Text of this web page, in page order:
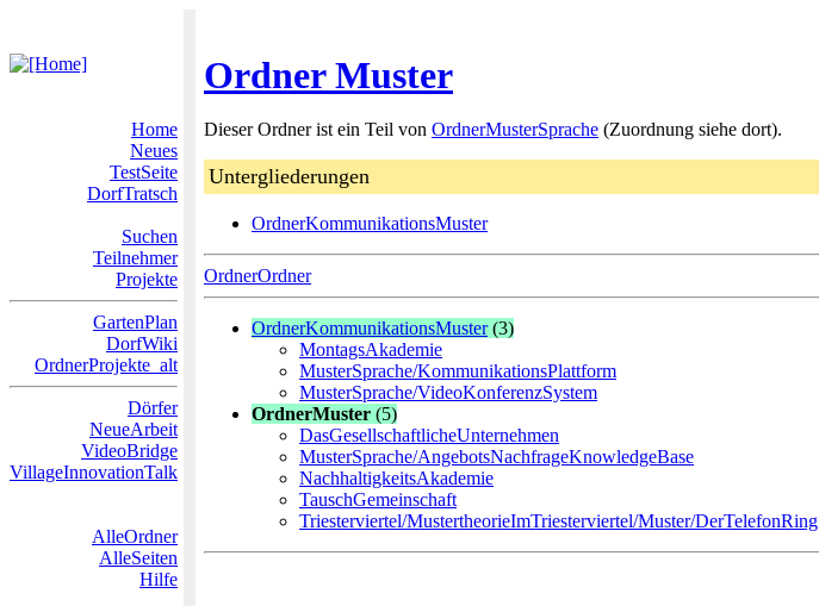
Ordner Muster
Home
Neues
TestSeite
DorfTratsch
Suchen
Teilnehmer
Projekte
GartenPlan
DorfWiki
OrdnerProjekte_alt
Dörfer
NeueArbeit
VideoBridge
VillageInnovationTalk
AlleOrdner
AlleSeiten
Hilfe
Dieser Ordner ist ein Teil von OrdnerMusterSprache (Zuordnung siehe dort).
Untergliederungen
OrdnerKommunikationsMuster
OrdnerOrdner
OrdnerKommunikationsMuster(3)
MontagsAkademie
MusterSprache/KommunikationsPlattform
MusterSprache/VideoKonferenzSystem
OrdnerMuster (5)
DasGesellschaftlicheUnternehmen
MusterSprache/AngebotsNachfrageKnowledgeBase
NachhaltigkeitsAkademie
TauschGemeinschaft
Triesterviertel/MustertheorieImTriesterviertel/Muster/DerTelefonRing